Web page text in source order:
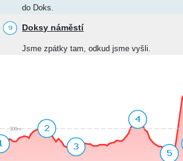
do Doks.
Doksy náměstí
Jsme zpátky tam, odkud jsme vyšli.
300m